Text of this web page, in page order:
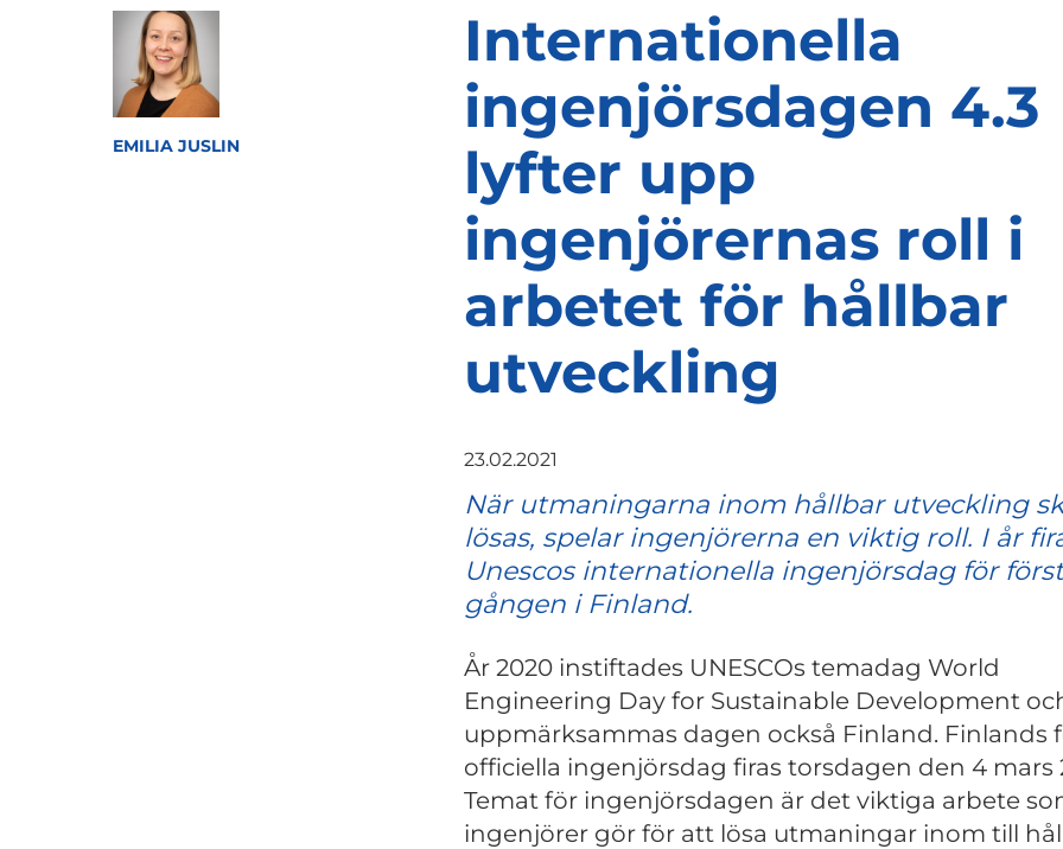
EMILIA JUSLIN
Internationella
ingenjörsdagen 4.3
lyfter upp
ingenjörernas roll i
arbetet för hållbar
utveckling
23.02.2021
När utmaningarna inom hållbar utveckling
lösas, spelar ingenjörerna en viktig roll. I år
Unescos internationella ingenjörsdag för
gången i Finland.
År 2020 instiftades UNESCOs temadag World
Engineering Day for Sustainable Development
uppmärksammas dagen också Finland. Finlands
officiella ingenjörsdag firas torsdagen den 4 mars
Temat för ingenjörsdagen är det viktiga arbete
ingenjörer gör för att lösa utmaningar inom till